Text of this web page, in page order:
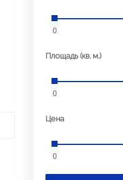
0
Площадь (кв. м.)
0
Цена
0